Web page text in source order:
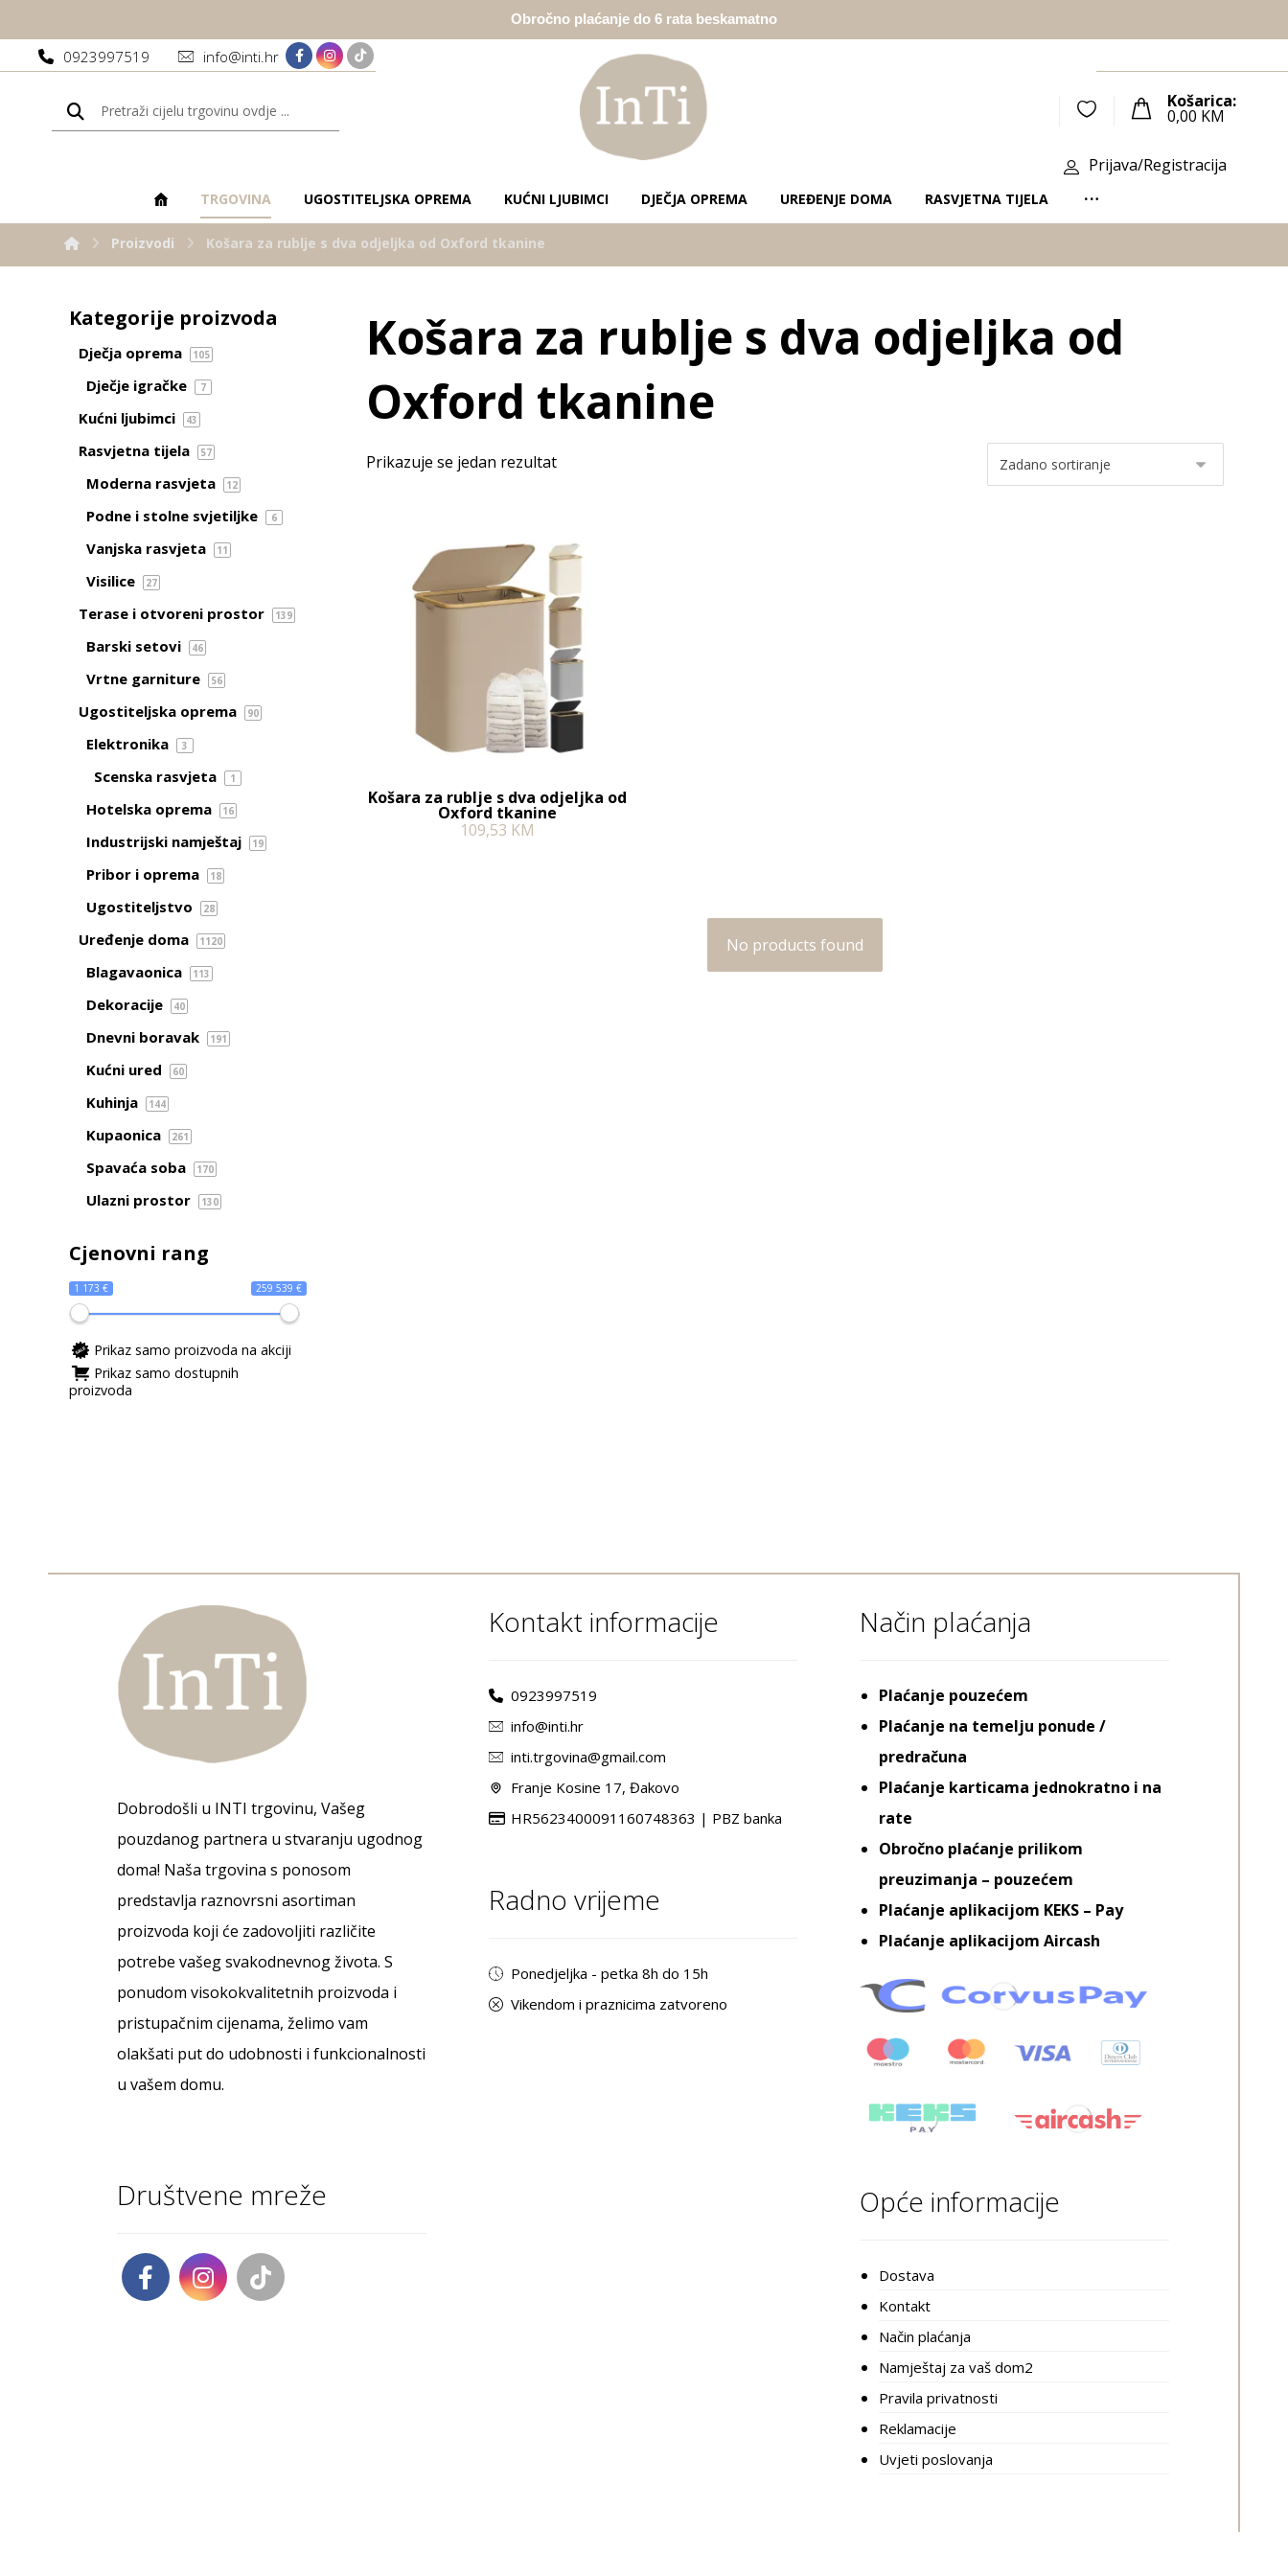
Obročno plaćanje do 6 rata beskamatno
0923997519 info@inti.hr
Košarica:
0,00 KM
Prijava/Registracija
TRGOVINA UGOSTITELJSKA OPREMA KUĆNI LJUBIMCI DJEČJA OPREMA UREĐENJE DOMA RASVJETNA TIJELA
Proizvodi Košara za rublje s dva odjeljka od Oxford tkanine
Košara za rublje s dva odjeljka od
Oxford tkanine
Prikazuje se jedan rezultat
Košara za rublje s dva odjeljka od
Oxford tkanine
109,53 KM
No products found
Kategorije proizvoda
Dječja oprema 105
Dječje igračke 7
Kućni ljubimci 43
Rasvjetna tijela 57
Moderna rasvjeta 12
Podne i stolne svjetiljke 6
Vanjska rasvjeta 11
Visilice 27
Terase i otvoreni prostor 139
Barski setovi 46
Vrtne garniture 56
Ugostiteljska oprema 90
Elektronika 3
Scenska rasvjeta 1
Hotelska oprema 16
Industrijski namještaj 19
Pribor i oprema 18
Ugostiteljstvo 28
Uređenje doma 1120
Blagavaonica 113
Dekoracije 40
Dnevni boravak 191
Kućni ured 60
Kuhinja 144
Kupaonica 261
Spavaća soba 170
Ulazni prostor 130
Cjenovni rang
1 173 € 259 539 €
Prikaz samo proizvoda na akciji
Prikaz samo dostupnih
proizvoda
Dobrodošli u INTI trgovinu, Vašeg
pouzdanog partnera u stvaranju ugodnog
doma! Naša trgovina s ponosom
predstavlja raznovrsni asortiman
proizvoda koji će zadovoljiti različite
potrebe vašeg svakodnevnog života. S
ponudom visokokvalitetnih proizvoda i
pristupačnim cijenama, želimo vam
olakšati put do udobnosti i funkcionalnosti
u vašem domu.
Društvene mreže
Kontakt informacije
0923997519
info@inti.hr
inti.trgovina@gmail.com
Franje Kosine 17, Đakovo
HR5623400091160748363 | PBZ banka
Radno vrijeme
Ponedjeljka - petka 8h do 15h
Vikendom i praznicima zatvoreno
Način plaćanja
Plaćanje pouzećem
Plaćanje na temelju ponude /
predračuna
Plaćanje karticama jednokratno i na
rate
Obročno plaćanje prilikom
preuzimanja – pouzećem
Plaćanje aplikacijom KEKS – Pay
Plaćanje aplikacijom Aircash
Opće informacije
Dostava
Kontakt
Način plaćanja
Namještaj za vaš dom2
Pravila privatnosti
Reklamacije
Uvjeti poslovanja